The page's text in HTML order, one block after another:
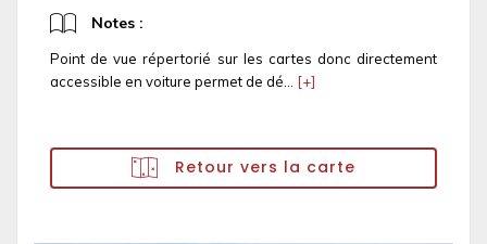
Notes :
Point de vue répertorié sur les cartes donc directement
accessible en voiture permet de dé... [+]
Retour vers la carte